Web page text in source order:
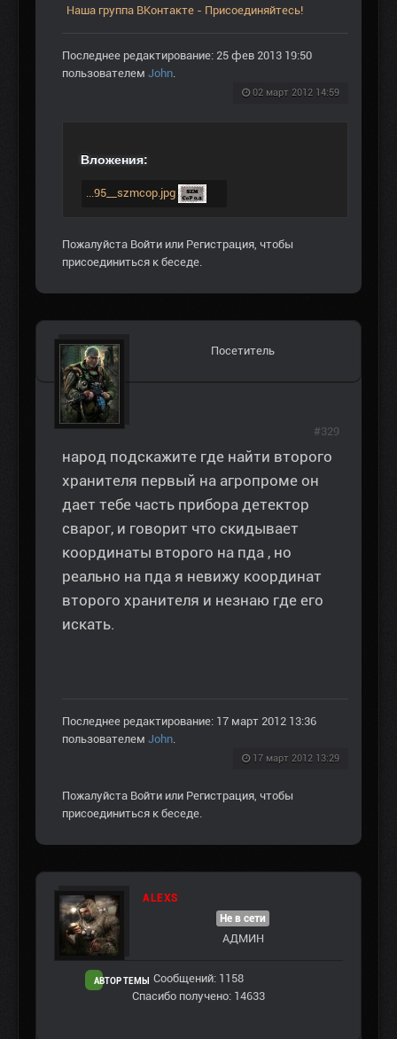
Наша группа ВКонтакте - Присоединяйтесь!
Последнее редактирование: 25 фев 2013 19:50
пользователем John
02 март 2012 14:59
Вложения:
...95__szmcop.jpg
Пожалуйста Войти или Регистрация , чтобы
присоединиться к беседе.
Посетитель
народ подскажите где найти второго
хранителя первый на агропроме он
дает тебе часть прибора детектор
сварог, и говорит что скидывает
координаты второго на пда , но
реально на пда я невижу координат
второго хранителя и незнаю где его
искать.
Последнее редактирование: 17 март 2012 13:36
пользователем John
17 март 2012 13:29
#329
Пожалуйста Войти или Регистрация , чтобы
присоединиться к беседе.
ALEXS
АВТОР ТЕМЫ
Не в сети
АДМИН
Сообщений: 1158
Спасибо получено: 14633